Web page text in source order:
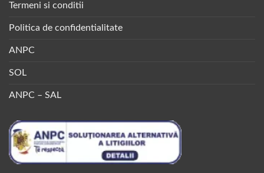
Termeni si conditii
Politica de confidentialitate
ANPC
SOL
ANPC – SAL